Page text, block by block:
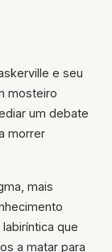
e seu
mosteiro
um debate
morrer
mais
que
a matar para